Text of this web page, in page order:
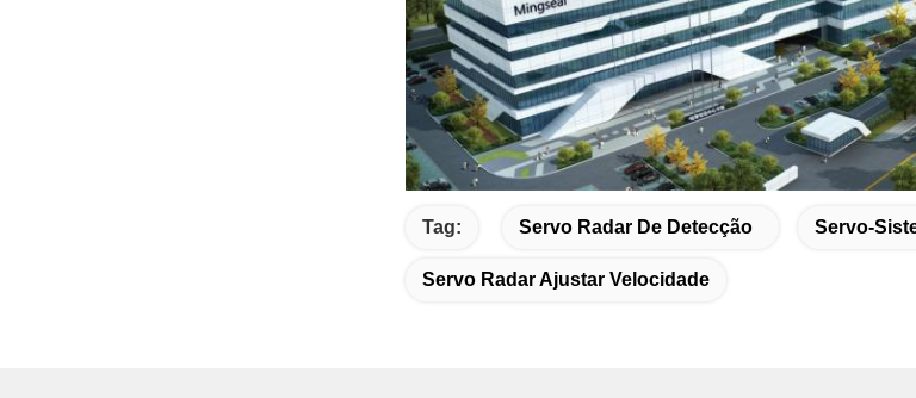
Tag: Servo Radar De Detecção Servo-
Servo Radar Ajustar Velocidade